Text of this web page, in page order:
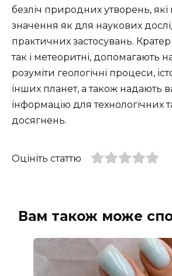
безліч природних утворень,
значення як для наукових
практичних застосувань.
так і метеоритні, допомагають
розуміти геологічні процеси,
інших планет, а також надають
інформацію для технологічних
досягнень.
Оцініть статтю
Вам також може